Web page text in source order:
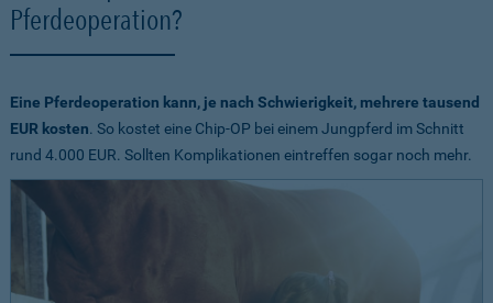
Pferdeoperation?
Eine Pferdeoperation kann, je nach Schwierigkeit, mehrere tausend
EUR kosten. So kostet eine Chip-OP bei einem Jungpferd im Schnitt
rund 4.000 EUR. Sollten Komplikationen eintreffen sogar noch mehr.